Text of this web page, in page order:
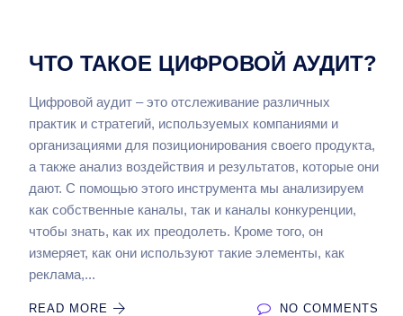
ЧТО ТАКОЕ ЦИФРОВОЙ АУДИТ?
Цифровой аудит – это отслеживание различных
практик и стратегий, используемых компаниями и
организациями для позиционирования своего продукта,
а также анализ воздействия и результатов, которые они
дают. С помощью этого инструмента мы анализируем
как собственные каналы, так и каналы конкуренции,
чтобы знать, как их преодолеть. Кроме того, он
измеряет, как они используют такие элементы, как
реклама,...
READ MORE NO COMMENTS